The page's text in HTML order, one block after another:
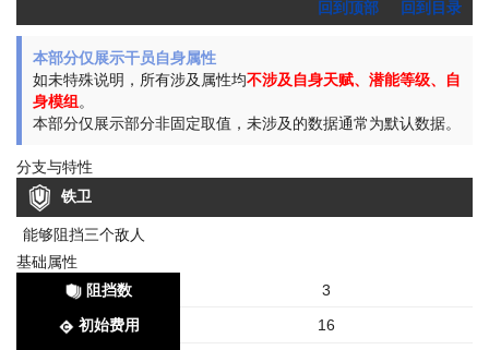
回到顶部 回到目录
本部分仅展示干员自身属性
如未特殊说明，所有涉及属性均不涉及自身天赋、潜能等级、自
身模组 。
本部分仅展示部分非固定取值，未涉及的数据通常为默认数据。
分支与特性
铁卫
能够阻挡三个敌人
基础属性
阻挡数
3
初始费用 16